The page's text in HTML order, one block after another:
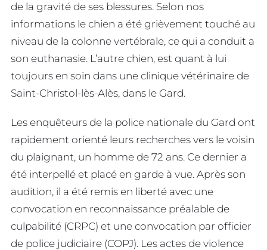
de la gravité de ses blessures. Selon nos
informations le chien a été grièvement touché au
niveau de la colonne vertébrale, ce qui a conduit a
son euthanasie. L’autre chien, est quant à lui
toujours en soin dans une clinique vétérinaire de
Saint-Christol-lès-Alès, dans le Gard.
Les enquêteurs de la police nationale du Gard ont
rapidement orienté leurs recherches vers le voisin
du plaignant, un homme de 72 ans. Ce dernier a
été interpellé et placé en garde à vue. Après son
audition, il a été remis en liberté avec une
convocation en reconnaissance préalable de
culpabilité (CRPC) et une convocation par officier
de police judiciaire (COPJ). Les actes de violence